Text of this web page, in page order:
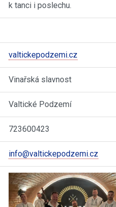
k tanci i poslechu.
valtickepodzemi.cz
Vinařská slavnost
Valtické Podzemí
723600423
info@valtickepodzemi.cz